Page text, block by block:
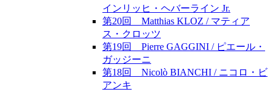
インリッヒ・ヘバーライン Jr.
第20回 Matthias KLOZ / マティア
ス・クロッツ
第19回 Pierre GAGGINI / ピエール・
ガッジーニ
第18回 Nicolò BIANCHI / ニコロ・ビ
アンキ